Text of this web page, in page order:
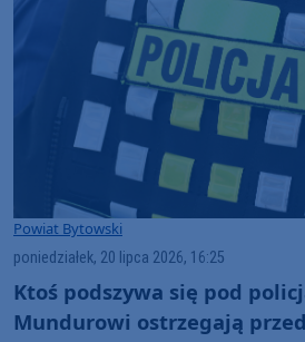
Powiat Bytowski
poniedziałek, 20 lipca 2026, 16:25
Ktoś podszywa się pod
Mundurowi ostrzegają